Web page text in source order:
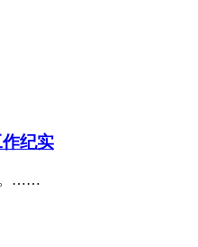
纪实
。……